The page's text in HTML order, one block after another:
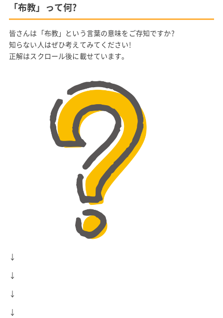
「布教」って何?
皆さんは「布教」という言葉の意味をご存知ですか?
知らない人はぜひ考えてみてください!
正解はスクロール後に載せています。
↓
↓
↓
↓